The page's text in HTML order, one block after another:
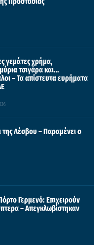
γεμάτες χρήμα,
τσιγάρα και…
– Τα απίστευτα ευρήματα
Λέσβου – Παραμένει ο
Γερμενό: Επιχειρούν
– Απεγκλωβίστηκαν